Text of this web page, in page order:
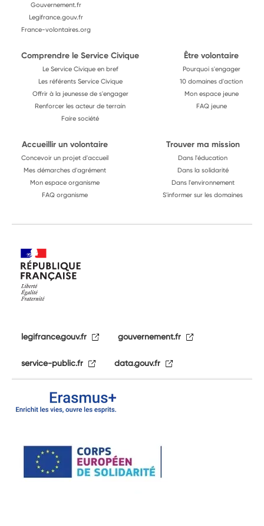
Gouvernement.fr
Legifrance.gouv.fr
France-volontaires.org
Comprendre le Service Civique
Le Service Civique en bref
Les référents Service Civique
Offrir à la jeunesse de s'engager
Renforcer les acteur de terrain
Faire société
Être volontaire
Pourquoi s'engager
10 domaines d'action
Mon espace jeune
FAQ jeune
Accueillir un volontaire
Concevoir un projet d'accueil
Mes démarches d'agrément
Mon espace organisme
FAQ organisme
Trouver ma mission
Dans l'éducation
Dans la solidarité
Dans l'environnement
S'informer sur les domaines
legifrance.gouv.fr gouvernement.fr
service-public.fr data.gouv.fr